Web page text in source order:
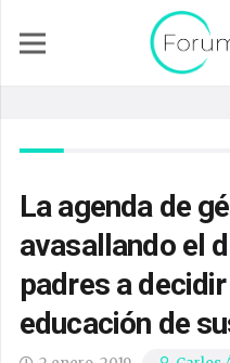
La agenda de
avasallando el
padres a
educación de